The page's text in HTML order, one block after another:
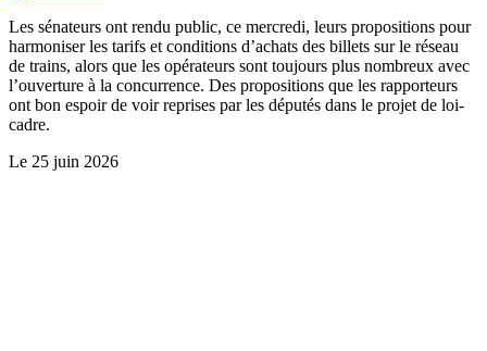
Les sénateurs ont rendu public, ce mercredi, leurs propositions pour
harmoniser les tarifs et conditions d’achats des billets sur le réseau
de trains, alors que les opérateurs sont toujours plus nombreux avec
l’ouverture à la concurrence. Des propositions que les rapporteurs
ont bon espoir de voir reprises par les députés dans le projet de loi-
cadre.
Le 25 juin 2026